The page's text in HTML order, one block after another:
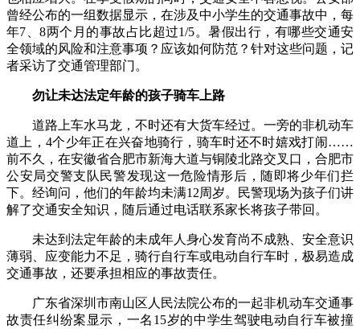
曾经公布的一组数据显示，在涉及中小学生的交通事故中，每
年7、8两个月的事故占比超过1/5。暑假出行，有哪些交通安
全领域的风险和注意事项？应该如何防范？针对这些问题，记
者采访了交通管理部门。
勿让未达法定年龄的孩子骑车上路
道路上车水马龙，不时还有大货车经过。一旁的非机动车
道上，4个少年正在兴奋地骑行，骑车时还不时嬉戏打闹……
前不久，在安徽省合肥市新海大道与铜陵北路交叉口，合肥市
公安局交警支队民警发现这一危险情形后，随即将少年们拦
下。经询问，他们的年龄均未满12周岁。民警现场为孩子们讲
解了交通安全知识，随后通过电话联系家长将孩子带回。
未达到法定年龄的未成年人身心发育尚不成熟、安全意识
薄弱、应变能力不足，骑行自行车或电动自行车时，极易造成
交通事故，还要承担相应的事故责任。
广东省深圳市南山区人民法院公布的一起非机动车交通事
故责任纠纷案显示，一名15岁的中学生驾驶电动自行车被撞